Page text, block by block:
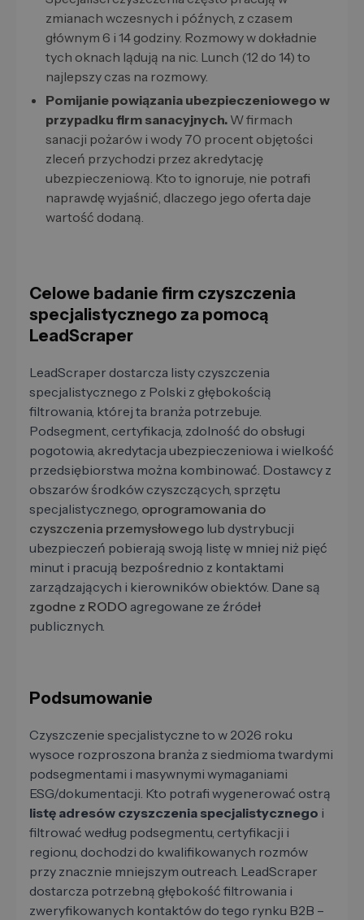
zmianach wczesnych i późnych, z czasem
głównym 6 i 14 godziny. Rozmowy w dokładnie
tych oknach lądują na nic. Lunch (12 do 14) to
najlepszy czas na rozmowy.
Pomijanie powiązania ubezpieczeniowego w
przypadku firm sanacyjnych. W firmach
sanacji pożarów i wody 70 procent objętości
zleceń przychodzi przez akredytację
ubezpieczeniową. Kto to ignoruje, nie potrafi
naprawdę wyjaśnić, dlaczego jego oferta daje
wartość dodaną.
Celowe badanie firm czyszczenia
specjalistycznego za pomocą
LeadScraper
LeadScraper dostarcza listy czyszczenia
specjalistycznego z Polski z głębokością
filtrowania, której ta branża potrzebuje.
Podsegment, certyfikacja, zdolność do obsługi
pogotowia, akredytacja ubezpieczeniowa i wielkość
przedsiębiorstwa można kombinować. Dostawcy z
obszarów środków czyszczących, sprzętu
specjalistycznego, oprogramowania do
czyszczenia przemysłowego lub dystrybucji
ubezpieczeń pobierają swoją listę w mniej niż pięć
minut i pracują bezpośrednio z kontaktami
zarządzających i kierowników obiektów. Dane są
zgodne z RODO agregowane ze źródeł
publicznych.
Podsumowanie
Czyszczenie specjalistyczne to w 2026 roku
wysoce rozproszona branża z siedmioma twardymi
podsegmentami i masywnymi wymaganiami
ESG/dokumentacji. Kto potrafi wygenerować ostrą
listę adresów czyszczenia specjalistycznego i
filtrować według podsegmentu, certyfikacji i
regionu, dochodzi do kwalifikowanych rozmów
przy znacznie mniejszym outreach. LeadScraper
dostarcza potrzebną głębokość filtrowania i
zweryfikowanych kontaktów do tego rynku B2B –